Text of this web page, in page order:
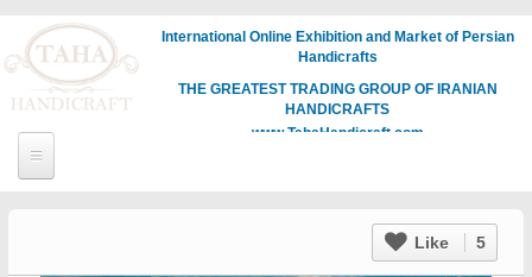
International Online Exhibition and Market of Persian
Handicrafts
THE GREATEST TRADING GROUP OF IRANIAN
HANDICRAFTS
www.TahaHandicraft.com
Like 5